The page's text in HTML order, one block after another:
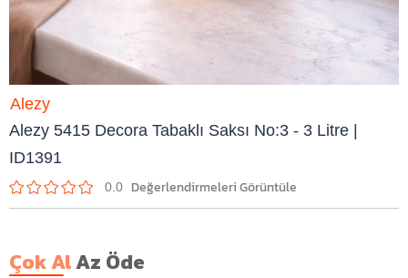
Alezy 5415 Decora Tabaklı Saksı No:3 - 3 Litre |
ID1391
0.0
Alezy
Çok AlAz Öde